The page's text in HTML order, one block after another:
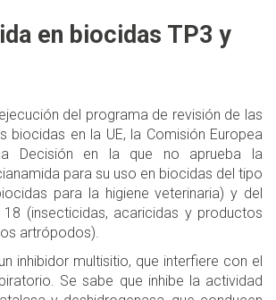
en biocidas TP3 y
del programa de revisión de las
biocidas en la UE, la Comisión Europea
Decisión en la que no aprueba la
para su uso en biocidas del tipo
para la higiene veterinaria) y del
(insecticidas, acaricidas y productos
artrópodos).
inhibidor multisitio, que interfiere con el
Se sabe que inhibe la actividad